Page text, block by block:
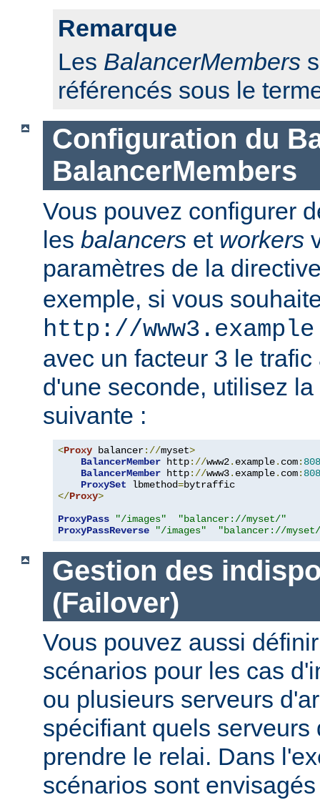
Remarque
Les BalancerMembers
référencés sous le
Configuration du
BalancerMembers
Vous pouvez configurer
les balancers et workers
paramètres de la
exemple, si vous
http://
avec un facteur 3 le
d'une seconde, utilisez
suivante :
<Proxy balancer://myset>
BalancerMember http://www2. example. com:
BalancerMember http://www3. example. com:
ProxySet lbmethod=
</Proxy>
ProxyPass
"/images"
"balancer://myset/"
ProxyPassReverse
"/images" "balancer://
Gestion des
(Failover)
Vous pouvez aussi
scénarios pour les cas
ou plusieurs serveurs
spécifiant quels serveurs
prendre le relai. Dans
scénarios sont